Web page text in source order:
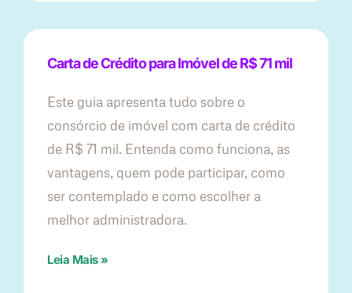
Carta de Crédito para Imóvel de R$ 71 mil
Este guia apresenta tudo sobre o
consórcio de imóvel com carta de crédito
de R$ 71 mil. Entenda como funciona, as
vantagens, quem pode participar, como
ser contemplado e como escolher a
melhor administradora.
Leia Mais »